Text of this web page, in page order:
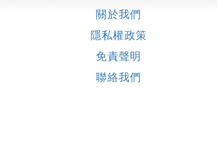
關於我們
隱私權政策
免責聲明
聯絡我們